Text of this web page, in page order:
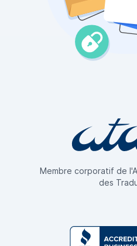
Membre corporatif de
des